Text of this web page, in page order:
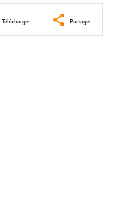
Télécharger Partager